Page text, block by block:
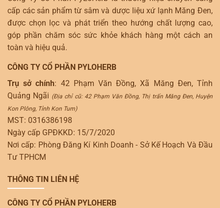
cấp các sản phẩm từ sâm và dược liệu xứ lạnh Măng Đen,
được chọn lọc và phát triển theo hướng chất lượng cao,
góp phần chăm sóc sức khỏe khách hàng một cách an
toàn và hiệu quả.
CÔNG TY CỔ PHẦN PYLOHERB
Trụ sở chính: 42 Phạm Văn Đồng, Xã Măng Đen, Tỉnh
Quảng Ngãi (Địa chỉ cũ: 42 Phạm Văn Đồng, Thị trấn Măng Đen, Huyện
Kon Plông, Tỉnh Kon Tum)
MST: 0316386198
Ngày cấp GPĐKKD: 15/7/2020
Nơi cấp: Phòng Đăng Kí Kinh Doanh - Sở Kế Hoạch Và Đầu
Tư TPHCM
THÔNG TIN LIÊN HỆ
CÔNG TY CỔ PHẦN PYLOHERB